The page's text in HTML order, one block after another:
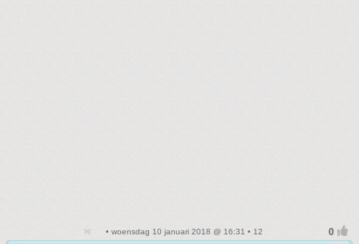
• woensdag 10 januari 2018 @ 16:31 • 12